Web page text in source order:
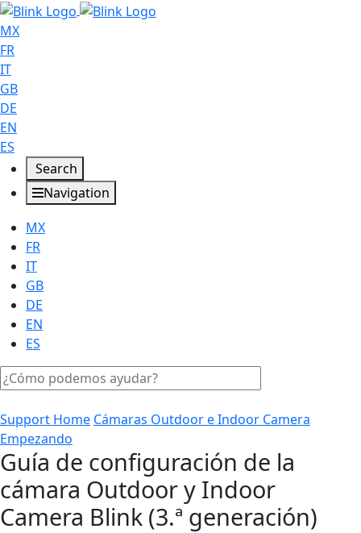
MX
FR
IT
GB
DE
EN
ES
Search
Navigation
MX
FR
IT
GB
DE
EN
ES
Support Home Cámaras Outdoor e Indoor Camera
Empezando
Guía de configuración de la
cámara Outdoor y Indoor
Camera Blink (3.ª generación)